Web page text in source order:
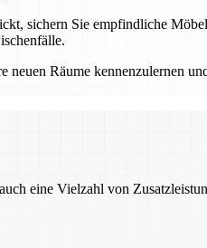
sichern Sie empfindliche
Räume kennenzulernen
eine Vielzahl von